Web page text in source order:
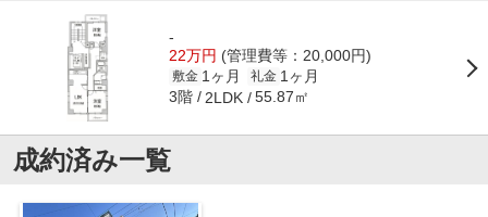
-
22万円 (管理費等：20,000円)
敷金 1ヶ月 礼金 1ヶ月
3階 2LDK 55.87㎡
成約済み一覧